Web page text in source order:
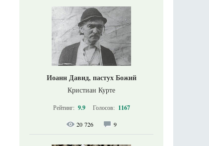
Иоанн Давид, пастух Божий
Кристиан Курте
Рейтинг: 9.9 Голосов: 1167
20 726 9